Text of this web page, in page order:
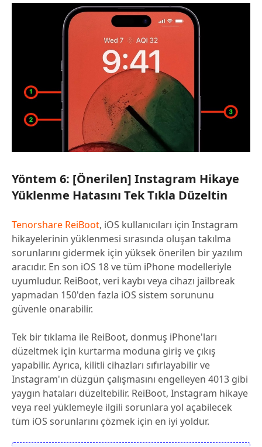
Yöntem 6: [Önerilen] Instagram Hikaye
Yüklenme Hatasını Tek Tıkla Düzeltin
Tenorshare ReiBoot, iOS kullanıcıları için Instagram
hikayelerinin yüklenmesi sırasında oluşan takılma
sorunlarını gidermek için yüksek önerilen bir yazılım
aracıdır. En son iOS 18 ve tüm iPhone modelleriyle
uyumludur. ReiBoot, veri kaybı veya cihazı jailbreak
yapmadan 150'den fazla iOS sistem sorununu
güvenle onarabilir.
Tek bir tıklama ile ReiBoot, donmuş iPhone'ları
düzeltmek için kurtarma moduna giriş ve çıkış
yapabilir. Ayrıca, kilitli cihazları sıfırlayabilir ve
Instagram'ın düzgün çalışmasını engelleyen 4013 gibi
yaygın hataları düzeltebilir. ReiBoot, Instagram hikaye
veya reel yüklemeyle ilgili sorunlara yol açabilecek
tüm iOS sorunlarını çözmek için en iyi yoldur.